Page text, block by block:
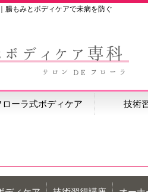
腸もみとボディケアで未病を防ぐ
ローラ式ボディケア 技術